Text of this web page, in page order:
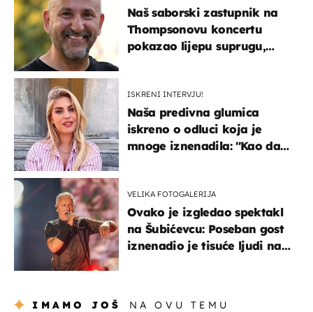
Naš saborski zastupnik na
Thompsonovu koncertu
pokazao lijepu suprugu,
ISKRENI INTERVJU!
Naša predivna glumica
iskreno o odluci koja je
mnoge iznenadila: ''Kao da
VELIKA FOTOGALERIJA
Ovako je izgledao spektakl
na Šubićevcu: Poseban gost
iznenadio je tisuće ljudi na
IMAMO JOŠ NA OVU TEMU